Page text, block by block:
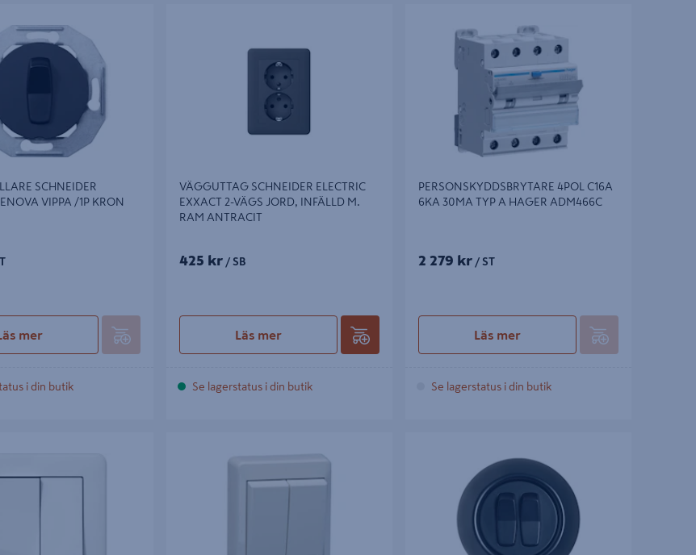
/1P KRON SVART
SCHNEIDER
VIPPA /1P KRON
mer
i din butik
VÄGGUTTAG SCHNEIDER ELECTRIC
EXXACT 2-VÄGS JORD, INFÄLLD M.
RAM ANTRACIT
425 kr / SB
Läs mer
Se lagerstatus i din butik
30MA TYP A HAGER ADM466C
PERSONSKYDDSBRYTARE 4POL C16A
6KA 30MA TYP A HAGER ADM466C
2 279 kr / ST
Läs mer
Se lagerstatus i din butik